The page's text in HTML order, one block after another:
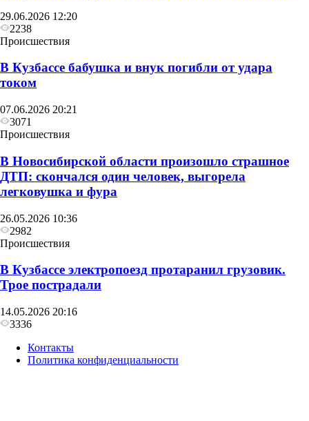
29.06.2026 12:20
2238
Происшествия
В Кузбассе бабушка и внук погибли от удара
током
07.06.2026 20:21
3071
Происшествия
В Новосибирской области произошло страшное
ДТП: скончался один человек, выгорела
легковушка и фура
26.05.2026 10:36
2982
Происшествия
В Кузбассе электропоезд протаранил грузовик.
Трое пострадали
14.05.2026 20:16
3336
Контакты
Политика конфиденциальности